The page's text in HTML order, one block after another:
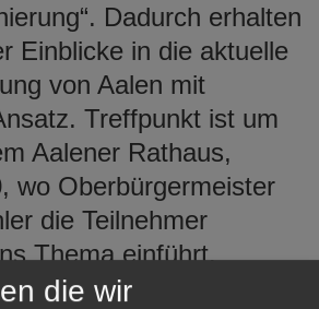
Dadurch erhalten
Einblicke in die aktuelle
von Aalen mit
Treffpunkt ist um
Aalener Rathaus,
wo Oberbürgermeister
die Teilnehmer
Thema einführt.
unter Leitung von
die wir